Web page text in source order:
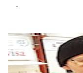
-